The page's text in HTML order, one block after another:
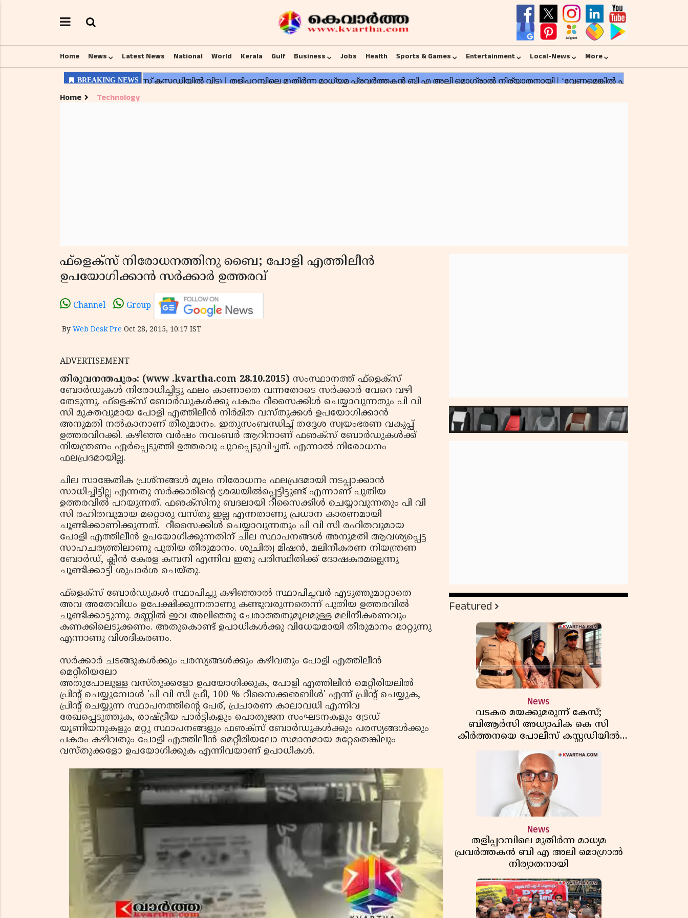
Home News Latest News National World Kerala Gulf Business Jobs Health Sports & Games Entertainment Local-News More
Home Technology
ഫ്‌ളെക്സ് നിരോധനത്തിനു ബൈ; പോളി എത്തിലീന്‍
ഉപയോഗിക്കാന്‍ സര്‍ക്കാര്‍ ഉത്തരവ്
Channel Group
By Web Desk Pre Oct 28, 2015, 10:17 IST
ADVERTISEMENT
തിരുവനന്തപുരം: (www .kvartha.com 28.10.2015) സംസ്ഥാനത്ത് ഫ്‌ളെക്‌സ്
ബോര്‍ഡുകള്‍ നിരോധിച്ചിട്ടു ഫലം കാണാതെ വന്നതോടെ സര്‍ക്കാര്‍ വേറെ വഴി
തേടുന്നു. ഫ്‌ളെക്‌സ് ബോര്‍ഡുകള്‍ക്കു പകരം റീസൈക്കിള്‍ ചെയ്യാവുന്നതും പി വി
സി മുക്തവുമായ പോളി എത്തിലീന്‍ നിര്‍മിത വസ്തുക്കള്‍ ഉപയോഗിക്കാന്‍
അനുമതി നല്‍കാനാണ് തീരുമാനം. ഇതുസംബന്ധിച്ച് തദ്ദേശ സ്വയംഭരണ വകുപ്പ്
ഉത്തരവിറക്കി. കഴിഞ്ഞ വര്‍ഷം നവംബര്‍ ആറിനാണ് ഫഌക്‌സ് ബോര്‍ഡുകള്‍ക്ക്
നിയന്ത്രണം ഏര്‍പ്പെടുത്തി ഉത്തരവു പുറപ്പെടുവിച്ചത്. എന്നാല്‍ നിരോധനം
ഫലപ്രദമായില്ല.
ചില സാങ്കേതിക പ്രശ്‌നങ്ങള്‍ മൂലം നിരോധനം ഫലപ്രദമായി നടപ്പാക്കാന്‍
സാധിച്ചിട്ടില്ല എന്നതു സര്‍ക്കാരിന്റെ ശ്രദ്ധയില്‍പ്പെട്ടിട്ടുണ്ട് എന്നാണ് പുതിയ
ഉത്തരവില്‍ പറയുന്നത്. ഫഌക്‌സിനു ബദലായി റീസൈക്കിള്‍ ചെയ്യാവുന്നതും പി വി
സി രഹിതവുമായ മറ്റൊരു വസ്തു ഇല്ല എന്നതാണു പ്രധാന കാരണമായി
ചൂണ്ടിക്കാണിക്കുന്നത്. റീസൈക്കിള്‍ ചെയ്യാവുന്നതും പി വി സി രഹിതവുമായ
പോളി എത്തിലീന്‍ ഉപയോഗിക്കുന്നതിന് ചില സ്ഥാപനങ്ങള്‍ അനുമതി ആവശ്യപ്പെട്ട
സാഹചര്യത്തിലാണു പുതിയ തീരുമാനം. ശുചിത്വ മിഷന്‍, മലിനീകരണ നിയന്ത്രണ
ബോര്‍ഡ്, ക്ലീന്‍ കേരള കമ്പനി എന്നിവ ഇതു പരിസ്ഥിതിക്ക് ദോഷകരമല്ലെന്നു
ചൂണ്ടിക്കാട്ടി ശുപാര്‍ശ ചെയ്തു.
ഫ്‌ളെക്‌സ് ബോര്‍ഡുകള്‍ സ്ഥാപിച്ചു കഴിഞ്ഞാല്‍ സ്ഥാപിച്ചവര്‍ എടുത്തുമാറ്റാതെ
അവ അതേവിധം ഉപേക്ഷിക്കുന്നതാണു കണ്ടുവരുന്നതെന്ന് പുതിയ ഉത്തരവില്‍
ചൂണ്ടിക്കാട്ടുന്നു. മണ്ണില്‍ ഇവ അലിഞ്ഞു ചേരാത്തതുമൂലമുള്ള മലിനീകരണവും
കണക്കിലെടുക്കണം. അതുകൊണ്ട് ഉപാധികള്‍ക്കു വിധേയമായി തീരുമാനം മാറ്റുന്നു
എന്നാണു വിശദീകരണം.
സര്‍ക്കാര്‍ ചടങ്ങുകള്‍ക്കും പരസ്യങ്ങള്‍ക്കും കഴിവതും പോളി എത്തിലീന്‍
മെറ്റീരിയലോ
അതുപോലുള്ള വസ്തുക്കളോ ഉപയോഗിക്കുക, പോളി എത്തിലീന്‍ മെറ്റീരിയലില്‍
പ്രിന്റ് ചെയ്യുമ്പോള്‍ 'പി വി സി ഫ്രീ, 100 % റീസൈക്കഌബിള്‍' എന്ന് പ്രിന്റ് ചെയ്യുക,
പ്രിന്റ് ചെയ്യുന്ന സ്ഥാപനത്തിന്റെ പേര്, പ്രചാരണ കാലാവധി എന്നിവ
രേഖപ്പെടുത്തുക, രാഷ്ട്രീയ പാര്‍ട്ടികളും പൊതുജന സംഘടനകളും ട്രേഡ്
യൂണിയനുകളും മറ്റു സ്ഥാപനങ്ങളും ഫഌക്‌സ് ബോര്‍ഡുകള്‍ക്കും പരസ്യങ്ങള്‍ക്കും
പകരം കഴിവതും പോളി എത്തിലീന്‍ മെറ്റീരിയലോ സമാനമായ മറ്റേതെങ്കിലും
വസ്തുക്കളോ ഉപയോഗിക്കുക എന്നിവയാണ് ഉപാധികള്‍.
Featured
News
വടകര മയക്കുമരുന്ന് കേസ്;
ബിആർസി അധ്യാപിക കെ സി
കീർത്തനയെ പോലീസ് കസ്റ്റഡിയിൽ
News
തളിപ്പറമ്പിലെ മുതിർന്ന മാധ്യമ
പ്രവർത്തകൻ ബി എ അലി മൊഗ്രാൽ
നിര്യാതനായി